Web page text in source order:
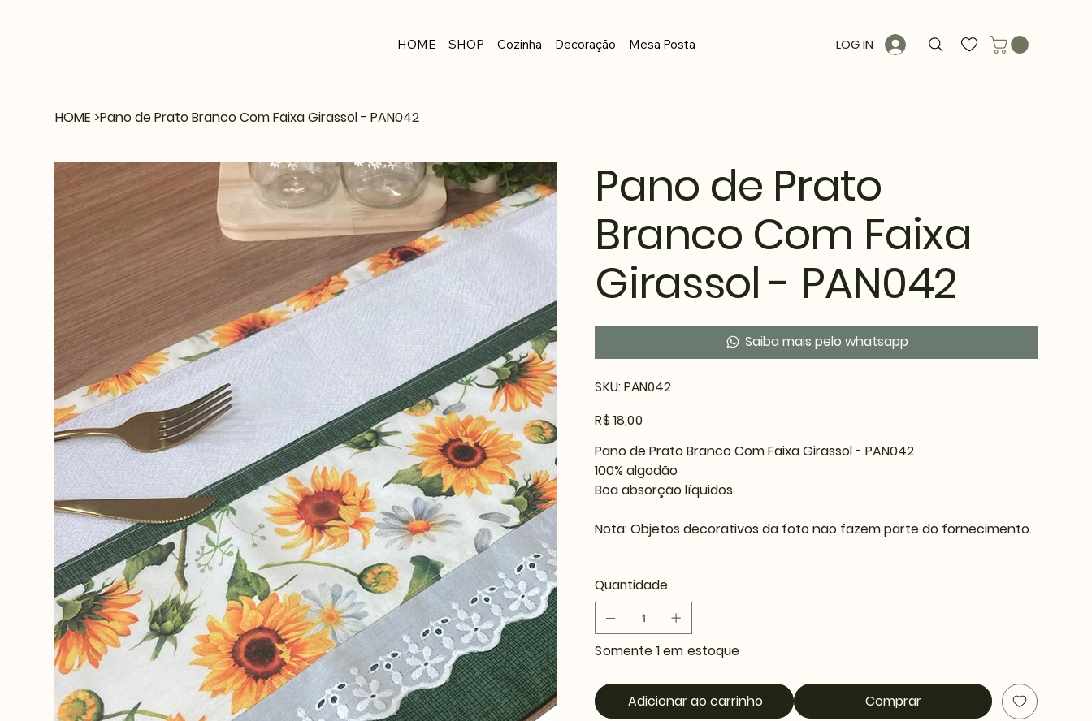
HOME SHOP Cozinha Decoração Mesa Posta LOG IN
HOME >Pano de Prato Branco Com Faixa Girassol - PAN042
Pano de Prato
Branco Com Faixa
Girassol - PAN042
Saiba mais pelo whatsapp
SKU: PAN042
PAN042
Preço
R$ 18,00
Pano de Prato Branco Com Faixa Girassol - PAN042
100% algodão
Boa absorção líquidos
Nota: Objetos decorativos da foto não fazem parte do fornecimento.
Quantidade
Somente 1 em estoque
Adicionar ao carrinho Comprar